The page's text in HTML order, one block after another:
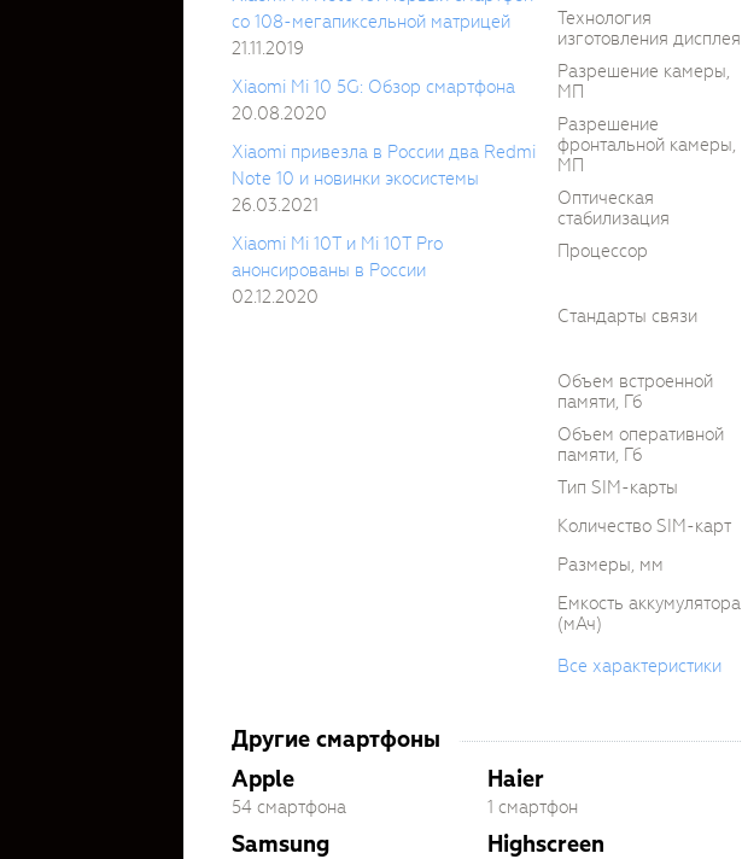
со 108-мегапиксельной матрицей
21.11.2019
Xiaomi Mi 10 5G: Обзор смартфона
20.08.2020
Xiaomi привезла в России два Redmi
Note 10 и новинки экосистемы
26.03.2021
Xiaomi Mi 10T и Mi 10T Pro
анонсированы в России
02.12.2020
Технология
изготовления дисплея
Разрешение камеры,
МП
Разрешение
фронтальной камеры,
МП
Оптическая
стабилизация
Процессор
Стандарты связи
Объем встроенной
памяти, Гб
Объем оперативной
памяти, Гб
Тип SIM-карты
Количество SIM-карт
Размеры, мм
Емкость аккумулятора
(мАч)
Все характеристики
Другие смартфоны
Apple
54 смартфона
Samsung
Haier
1 смартфон
Highscreen